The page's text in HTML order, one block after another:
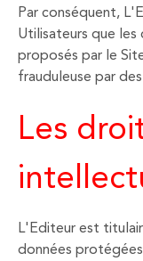
Par conséquent,
Utilisateurs que les
proposés par le
frauduleuse par
Les
L'Editeur est
données